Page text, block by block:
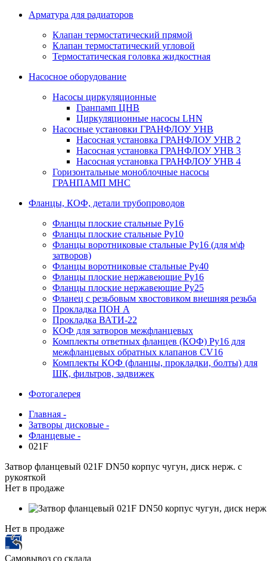
Арматура для радиаторов
Клапан термостатический прямой
Клапан термостатический угловой
Термостатическая головка жидкостная
Насосное оборудование
Насосы циркуляционные
Гранпамп ЦНВ
Циркуляционные насосы LHN
Насосные установки ГРАНФЛОУ УНВ
Насосная установка ГРАНФЛОУ УНВ 2
Насосная установка ГРАНФЛОУ УНВ 3
Насосная установка ГРАНФЛОУ УНВ 4
Горизонтальные моноблочные насосы
ГРАНПАМП МНС
Фланцы, КОФ, детали трубопроводов
Фланцы плоские стальные Ру16
Фланцы плоские стальные Ру10
Фланцы воротниковые стальные Ру16 (для м\ф
затворов)
Фланцы воротниковые стальные Ру40
Фланцы плоские нержавеющие Ру16
Фланцы плоские нержавеющие Ру25
Фланец с резьбовым хвостовиком внешняя резьба
Прокладка ПОН А
Прокладка ВАТИ-22
КОФ для затворов межфланцевых
Комплекты ответных фланцев (КОФ) Ру16 для
межфланцевых обратных клапанов CV16
Комплекты КОФ (фланцы, прокладки, болты) для
ШК, фильтров, задвижек
Фотогалерея
Главная -
Затворы дисковые -
Фланцевые -
021F
Затвор фланцевый 021F DN50 корпус чугун, диск нерж. с
рукояткой
Нет в продаже
Нет в продаже
Самовывоз со склада